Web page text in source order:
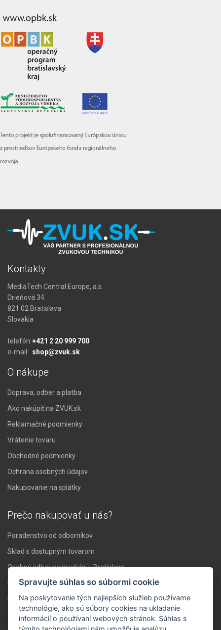
Kontakty
MediaTech Central Europe, a.s.
Drieňová 34
821 02 Bratislava
Slovakia
telefón:+421 2 20 999 700
e-mail: shop@zvuk.sk
O nákupe
Doprava, odber a platba
Ako nakúpiť na ZVUK.sk
Reklamačné podmienky
Vrátenie tovaru
Obchodné podmienky
Ochrana osobných údajov
Nakupovanie na splátky
Prečo nakupovať u nás?
Poradenstvo od odborníkov
Sklad s dostupným tovarom
Osobný odber na predajni v Bratislave
Doprava nad 119 € zadarmo
Expresné doručenie do 24 hodín
Vlastné servisné stredisko
Spravujte súhlas so súbormi cookie
Na poskytovanie tých najlepších služieb používame
technológie, ako sú súbory cookies na ukladanie
informácií o používaní webových stránok. Súhlas s